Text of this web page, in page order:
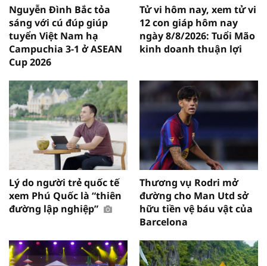
Nguyễn Đình Bắc tỏa
sáng với cú đúp giúp
tuyển Việt Nam hạ
Campuchia 3-1 ở ASEAN
Cup 2026
Tử vi hôm nay, xem tử vi
12 con giáp hôm nay
ngày 8/8/2026: Tuổi Mão
kinh doanh thuận lợi
Lý do người trẻ quốc tế
xem Phú Quốc là “thiên
đường lập nghiệp”
Thương vụ Rodri mở
đường cho Man Utd sở
hữu tiền vệ báu vật của
Barcelona